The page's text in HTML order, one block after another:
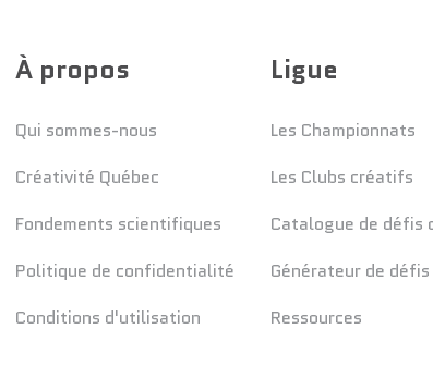
À propos
Qui sommes-nous
Créativité Québec
Fondements scientifiques
Politique de confidentialité
Conditions d'utilisation
Ligue
Les Championnats
Les Clubs créatifs
Catalogue de défis
Générateur de défis
Ressources